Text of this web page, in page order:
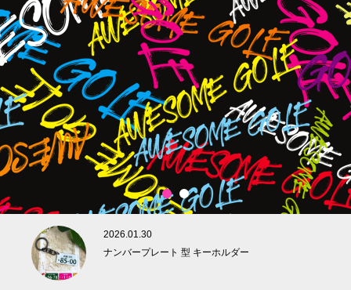
1 2
2026.01.30
ナンバープレート 型 キーホルダー